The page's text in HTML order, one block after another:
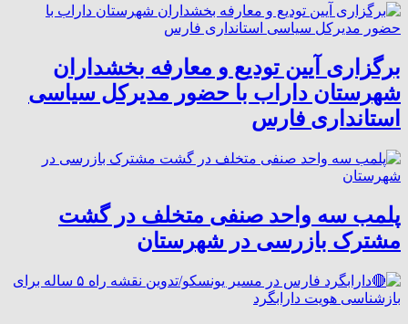
برگزاری آیین تودیع و معارفه بخشداران
شهرستان داراب با حضور مدیرکل سیاسی
استانداری فارس
پلمب سه واحد صنفی متخلف در گشت
مشترک بازرسی در شهرستان